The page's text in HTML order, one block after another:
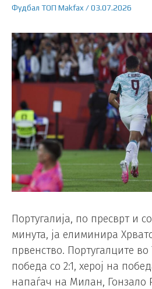
Фудбал ТОП Makfax /03.07.2026
Португалија, по пресврт и
минута, ја елиминира
првенство. Португалците
победа со 2:1, херој на
напаѓач на Милан, Гонзало